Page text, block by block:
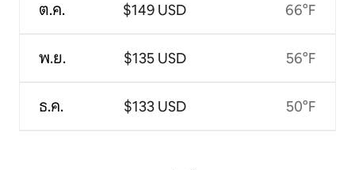
ต.ค.
พ.ย.
ธ.ค.
$149 USD
$135 USD
$133 USD
66°F
56°F
50°F